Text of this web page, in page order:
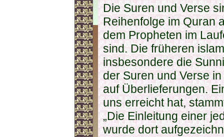
Die Suren und Verse
Reihenfolge im Quran
dem Propheten im
sind. Die früheren
insbesondere die
der Suren und Verse
auf Überlieferungen.
uns erreicht hat,
„Die Einleitung einer
wurde dort